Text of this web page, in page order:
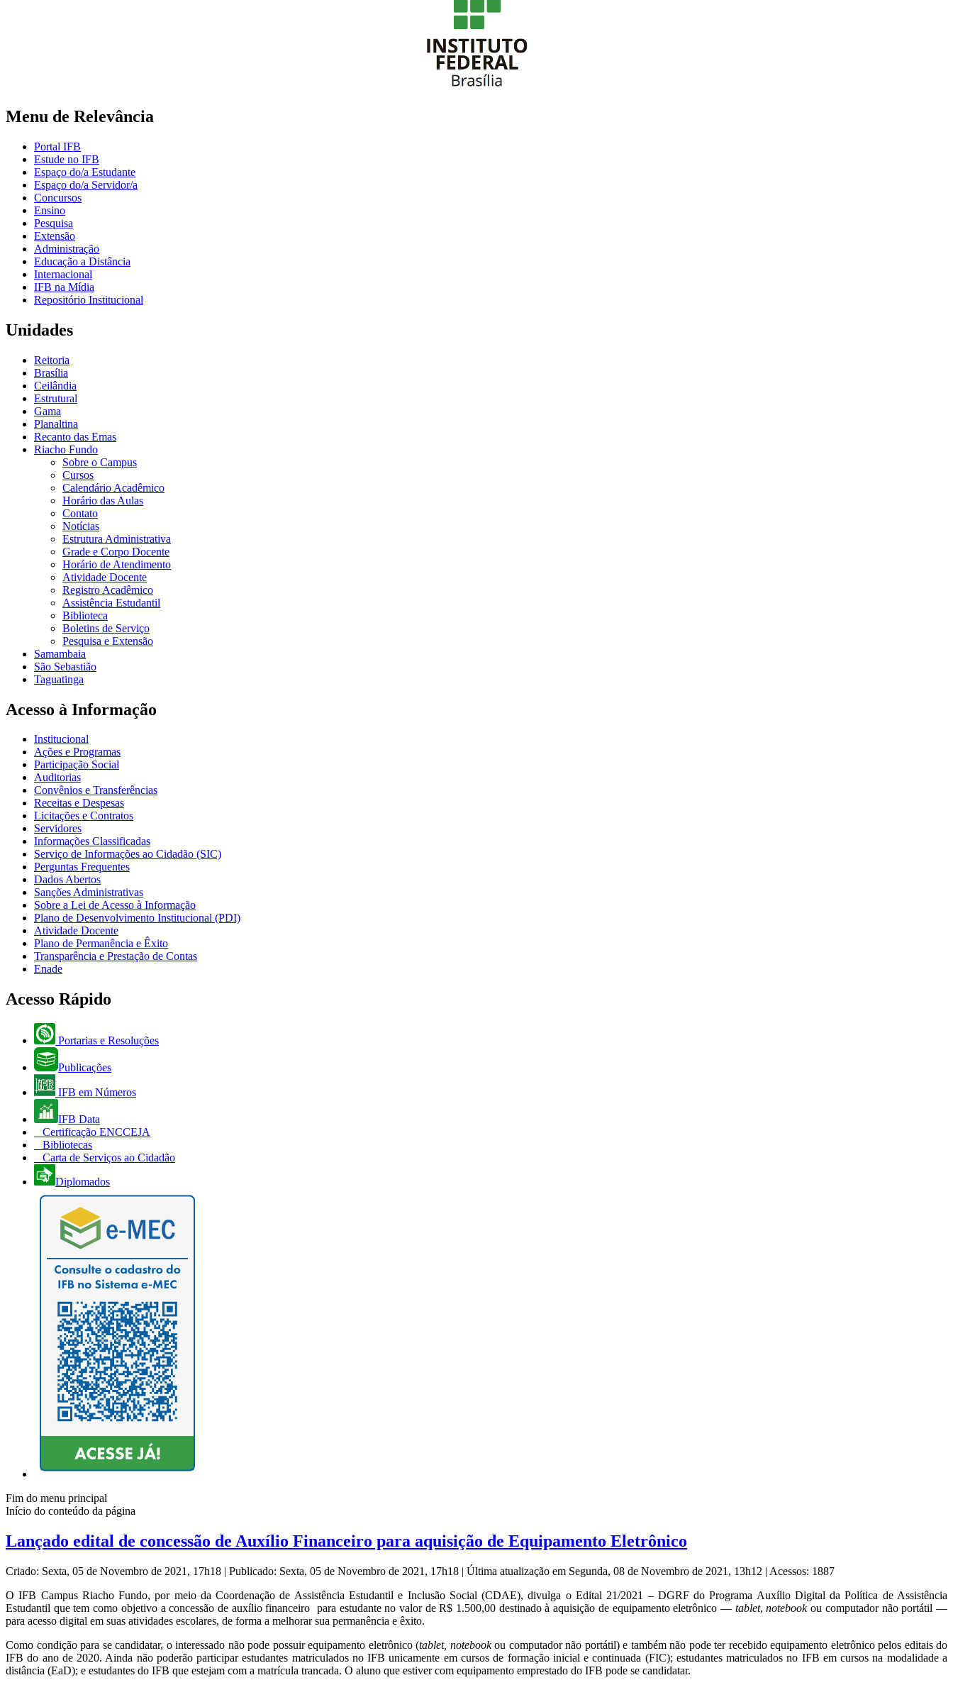
Menu de Relevância
Portal IFB
Estude no IFB
Espaço do/a Estudante
Espaço do/a Servidor/a
Concursos
Ensino
Pesquisa
Extensão
Administração
Educação a Distância
Internacional
IFB na Mídia
Repositório Institucional
Unidades
Reitoria
Brasília
Ceilândia
Estrutural
Gama
Planaltina
Recanto das Emas
Riacho Fundo
Sobre o Campus
Cursos
Calendário Acadêmico
Horário das Aulas
Contato
Notícias
Estrutura Administrativa
Grade e Corpo Docente
Horário de Atendimento
Atividade Docente
Registro Acadêmico
Assistência Estudantil
Biblioteca
Boletins de Serviço
Pesquisa e Extensão
Samambaia
São Sebastião
Taguatinga
Acesso à Informação
Institucional
Ações e Programas
Participação Social
Auditorias
Convênios e Transferências
Receitas e Despesas
Licitações e Contratos
Servidores
Informações Classificadas
Serviço de Informações ao Cidadão (SIC)
Perguntas Frequentes
Dados Abertos
Sanções Administrativas
Sobre a Lei de Acesso à Informação
Plano de Desenvolvimento Institucional (PDI)
Atividade Docente
Plano de Permanência e Êxito
Transparência e Prestação de Contas
Enade
Acesso Rápido
Portarias e Resoluções
Publicações
IFB em Números
IFB Data
Certificação ENCCEJA
Bibliotecas
Carta de Serviços ao Cidadão
Diplomados
Fim do menu principal
Início do conteúdo da página
Lançado edital de concessão de Auxílio Financeiro para aquisição de Equipamento Eletrônico
Criado: Sexta, 05 de Novembro de 2021, 17h18 | Publicado: Sexta, 05 de Novembro de 2021, 17h18 | Última atualização em Segunda, 08 de Novembro de 2021, 13h12 | Acessos: 1887
O IFB Campus Riacho Fundo, por meio da Coordenação de Assistência Estudantil e Inclusão Social (CDAE), divulga o Edital 21/2021 – DGRF do Programa Auxílio Digital da Política de Assistência
Estudantil que tem como objetivo a concessão de auxílio financeiro para estudante no valor de R$ 1.500,00 destinado à aquisição de equipamento eletrônico — tablet,notebookou computador não portátil —
para acesso digital em suas atividades escolares, de forma a melhorar sua permanência e êxito.
Como condição para se candidatar, o interessado não pode possuir equipamento eletrônico (tablet, notebookou computador não portátil) e também não pode ter recebido equipamento eletrônico pelos editais do
IFB do ano de 2020. Ainda não poderão participar estudantes matriculados no IFB unicamente em cursos de formação inicial e continuada (FIC); estudantes matriculados no IFB em cursos na modalidade a
distância (EaD); e estudantes do IFB que estejam com a matrícula trancada. O aluno que estiver com equipamento emprestado do IFB pode se candidatar.